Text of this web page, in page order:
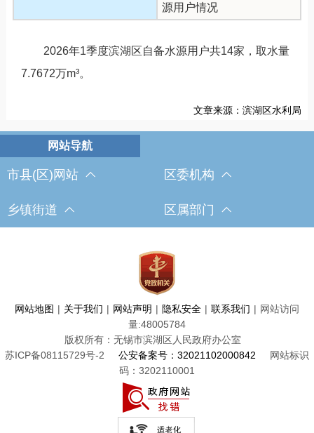
源用户情况
2026年1季度滨湖区自备水源用户共14家，取水量
7.7672万m³。
文章来源：滨湖区水利局
市县(区)网站 区委机构
乡镇街道 区属部门
网站地图 | 关于我们 | 网站声明 | 隐私安全 | 联系我们 | 网站访问
量:48005784
版权所有：无锡市滨湖区人民政府办公室
苏ICP备08115729号-2
公安备案号：32021102000842
网站标识
码：3202110001